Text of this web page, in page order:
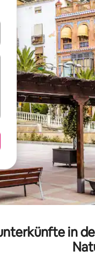
nach oben und
in